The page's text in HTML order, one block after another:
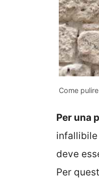
Come
Per una
infallibile
deve
Per